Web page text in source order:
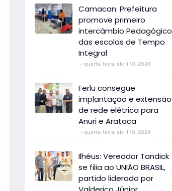
Camacan: Prefeitura
promove primeiro
intercâmbio Pedagógico
das escolas de Tempo
Integral
quarta-feira, abril 10, 2024
Ferlu consegue
implantação e extensão
de rede elétrica para
Anuri e Arataca
quarta-feira, abril 10, 2024
Ilhéus: Vereador Tandick
se filia ao UNIÃO BRASIL,
partido liderado por